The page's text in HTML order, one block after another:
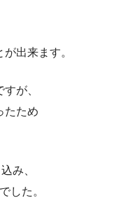
出来ます。
が、
たため
み、
した。